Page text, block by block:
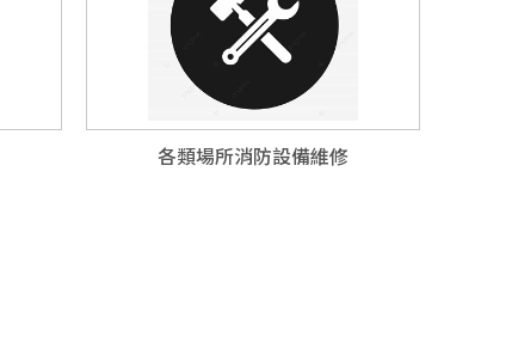
各類場所消防設備維修